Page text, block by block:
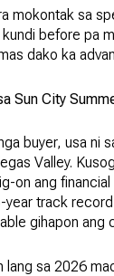
mokontak sa
before pa
dako ka
Sun City
buyer, usa ni
Valley.
on ang
year track
gihapon ang
lang sa 2026